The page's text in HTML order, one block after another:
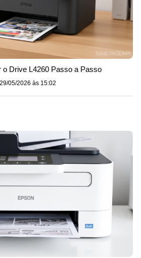
o Drive L4260 Passo a Passo
29/05/2026 às 15:02